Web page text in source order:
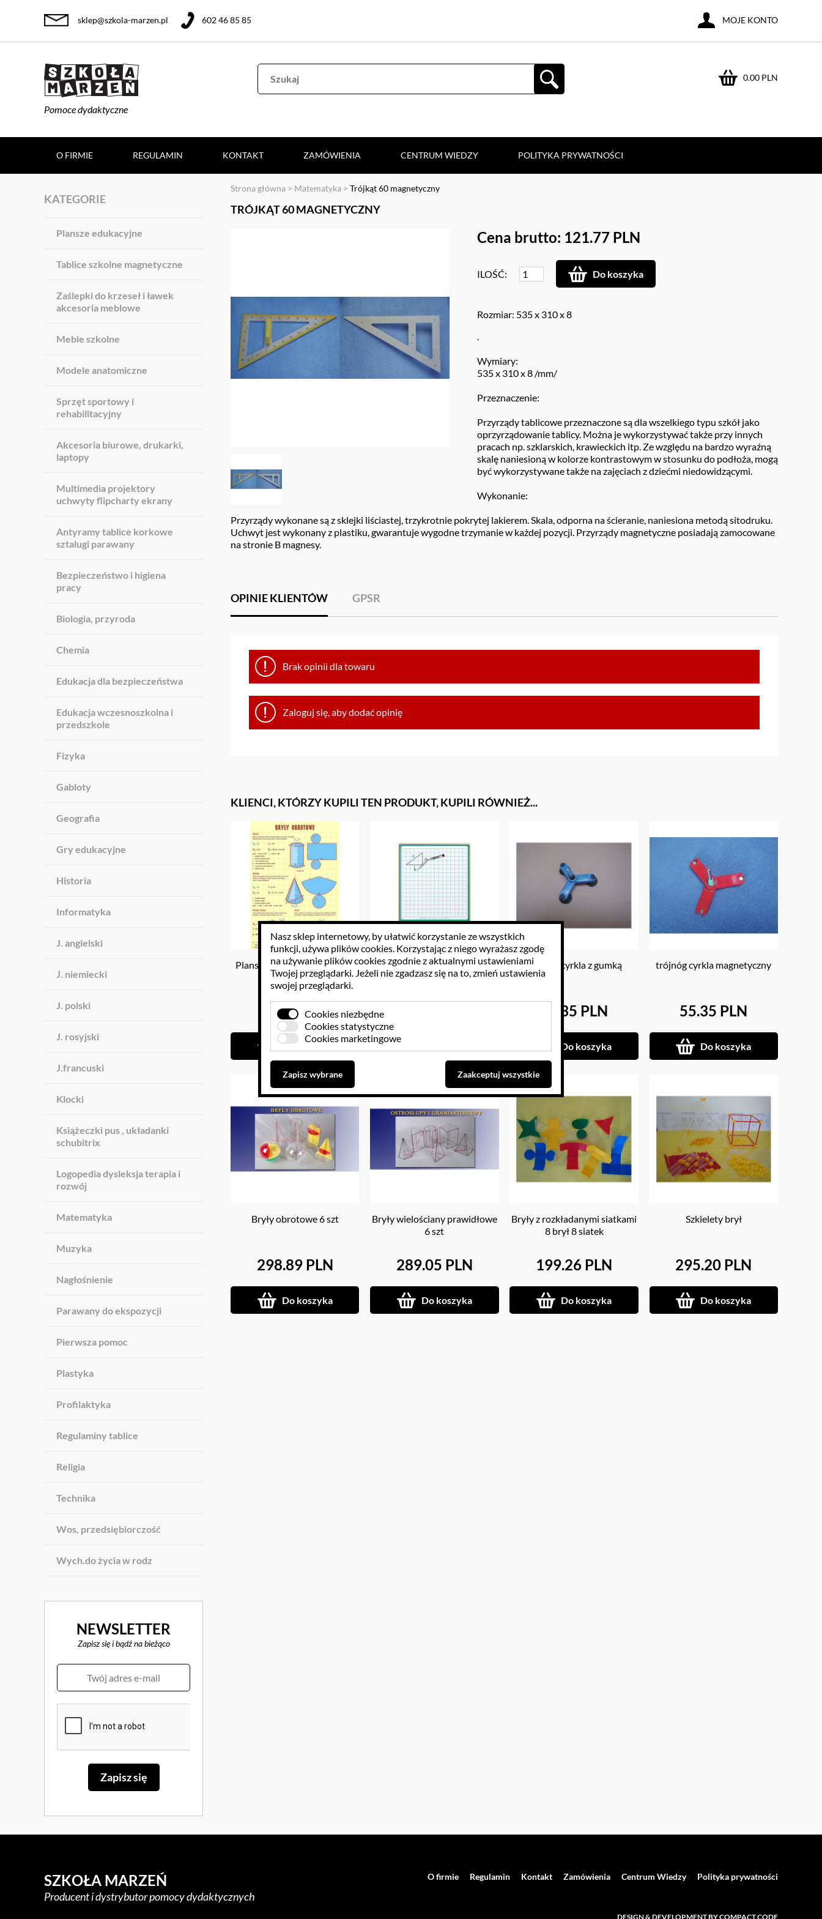
Pomoce dydaktyczne
0.00 PLN
sklep@szkola-marzen.pl 602 46 85 85 MOJE KONTO
O FIRMIE REGULAMIN KONTAKT ZAMÓWIENIA CENTRUM WIEDZY POLITYKA PRYWATNOŚCI
KATEGORIE
Plansze edukacyjne
Tablice szkolne magnetyczne
Zaślepki do krzeseł i ławek
akcesoria meblowe
Meble szkolne
Modele anatomiczne
Sprzęt sportowy i
rehabilitacyjny
Akcesoria biurowe, drukarki,
laptopy
Multimedia projektory
uchwyty flipcharty ekrany
Antyramy tablice korkowe
sztalugi parawany
Bezpieczeństwo i higiena
pracy
Biologia, przyroda
Chemia
Edukacja dla bezpieczeństwa
Edukacja wczesnoszkolna i
przedszkole
Fizyka
Gabloty
Geografia
Gry edukacyjne
Historia
Informatyka
J. angielski
J. niemiecki
J. polski
J. rosyjski
J.francuski
Klocki
Książeczki pus , układanki
schubitrix
Logopedia dysleksja terapia i
rozwój
Matematyka
Muzyka
Nagłośnienie
Parawany do ekspozycji
Pierwsza pomoc
Plastyka
Profilaktyka
Regulaminy tablice
Religia
Technika
Wos, przedsiębiorczość
Wych.do życia w rodz
NEWSLETTER
Zapisz się i bądź na bieżąco
Strona główna > Matematyka > Trójkąt 60 magnetyczny
TRÓJKĄT 60 MAGNETYCZNY
Cena brutto: 121.77 PLN
ILOŚĆ: Do koszyka
Rozmiar: 535 x 310 x 8
.
Wymiary:
535 x 310 x 8 /mm/
Przeznaczenie:
Przyrządy tablicowe przeznaczone są dla wszelkiego typu szkół jako
oprzyrządowanie tablicy. Można je wykorzystywać także przy innych
pracach np. szklarskich, krawieckich itp. Ze względu na bardzo wyraźną
skalę naniesioną w kolorze kontrastowym w stosunku do podłoża, mogą
być wykorzystywane także na zajęciach z dziećmi niedowidzącymi.
Wykonanie:
Przyrządy wykonane są z sklejki liściastej, trzykrotnie pokrytej lakierem. Skala, odporna na ścieranie, naniesiona metodą sitodruku.
Uchwyt jest wykonany z plastiku, gwarantuje wygodne trzymanie w każdej pozycji. Przyrządy magnetyczne posiadają zamocowane
na stronie B magnesy.
OPINIE KLIENTÓW GPSR
Brak opinii dla towaru
Zaloguj się, aby dodać opinię
KLIENCI, KTÓRZY KUPILI TEN PRODUKT, KUPILI RÓWNIEŻ...
Plansze Matematyka 26 SZT
DO WYBORU
39.36 PLN
Do koszyka
Kratka magnetyczna Trójnóg cyrkla z gumką
55.35 PLN
Do koszyka
trójnóg cyrkla magnetyczny
55.35 PLN
Do koszyka
Bryły obrotowe 6 szt
298.89 PLN
Do koszyka
Bryły wielościany prawidłowe
6 szt
289.05 PLN
Do koszyka
Bryły z rozkładanymi siatkami
8 brył 8 siatek
199.26 PLN
Do koszyka
Szkielety brył
295.20 PLN
Do koszyka
SZKOŁA MARZEŃ
Producent i dystrybutor pomocy dydaktycznych
O firmie Regulamin Kontakt Zamówienia Centrum Wiedzy Polityka prywatności
DESIGN & DEVELOPMENT BY COMPACT CODE
Nasz sklep internetowy, by ułatwić korzystanie ze wszystkich
funkcji, używa plików cookies. Korzystając z niego wyrażasz zgodę
na używanie plików cookies zgodnie z aktualnymi ustawieniami
Twojej przeglądarki. Jeżeli nie zgadzasz się na to, zmień ustawienia
swojej przeglądarki.
Cookies niezbędne
Cookies statystyczne
Cookies marketingowe
Zapisz wybrane Zaakceptuj wszystkie